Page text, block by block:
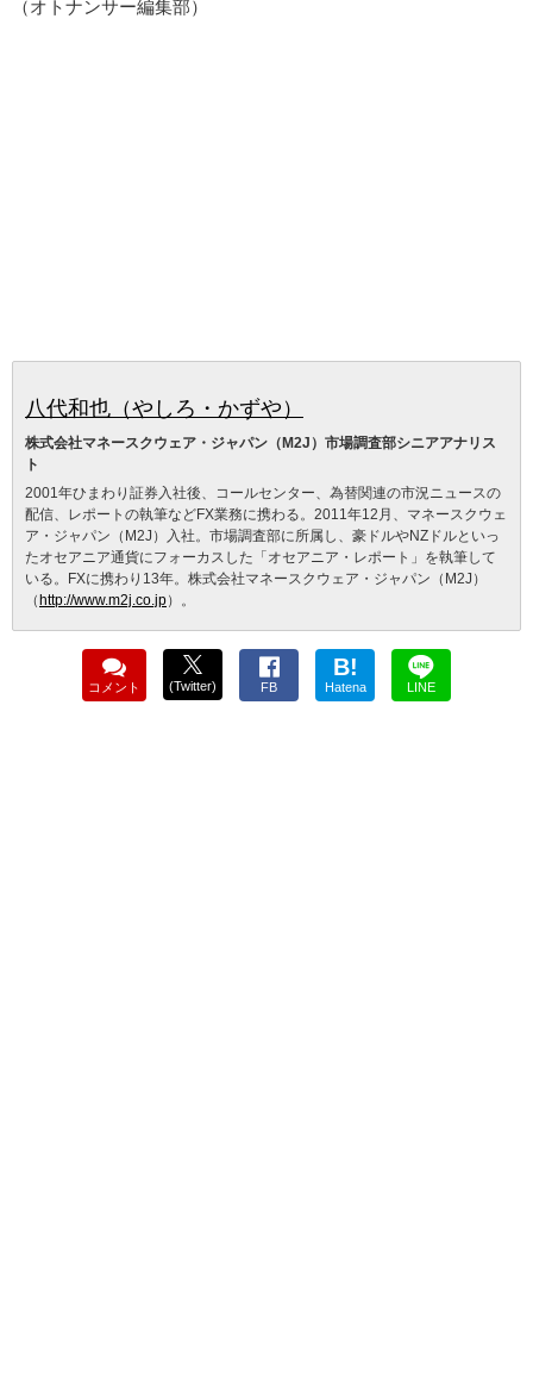
（オトナンサー編集部）
八代和也（やしろ・かずや）
株式会社マネースクウェア・ジャパン（M2J）市場調査部シニアアナリス
ト
2001年ひまわり証券入社後、コールセンター、為替関連の市況ニュースの
配信、レポートの執筆などFX業務に携わる。2011年12月、マネースクウェ
ア・ジャパン（M2J）入社。市場調査部に所属し、豪ドルやNZドルといっ
たオセアニア通貨にフォーカスした「オセアニア・レポート」を執筆して
いる。FXに携わり13年。株式会社マネースクウェア・ジャパン（M2J）
（ http://www.m2j.co.jp）。
コメント (Twitter) FB
B!
Hatena LINE